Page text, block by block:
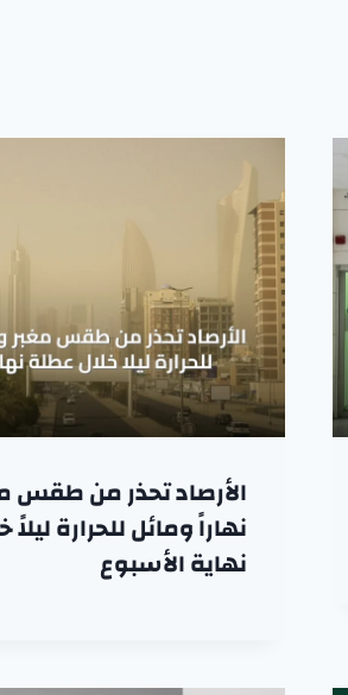
الأرصاد تحذر من طقس
نهاراً ومائل للحرارة
نهاية الأسبوع